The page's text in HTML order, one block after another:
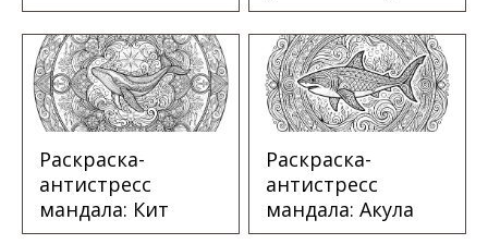
Раскраска-
антистресс
мандала: Кит
Раскраска-
антистресс
мандала: Акула